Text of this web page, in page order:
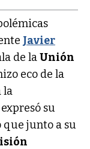
Javier
de laUnión
eco de la
la
su
que junto a su